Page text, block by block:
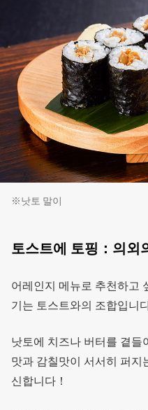
※낫토 말이
토스트에 토핑：의외
어레인지 메뉴로 추천하고
기는 토스트와의 조합입니
낫토에 치즈나 버터를 곁들
맛과 감칠맛이 서서히 퍼지
신합니다！